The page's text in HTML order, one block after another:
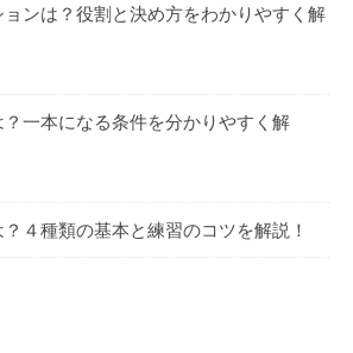
ンは？役割と決め方をわかりやすく解
一本になる条件を分かりやすく解
４種類の基本と練習のコツを解説！